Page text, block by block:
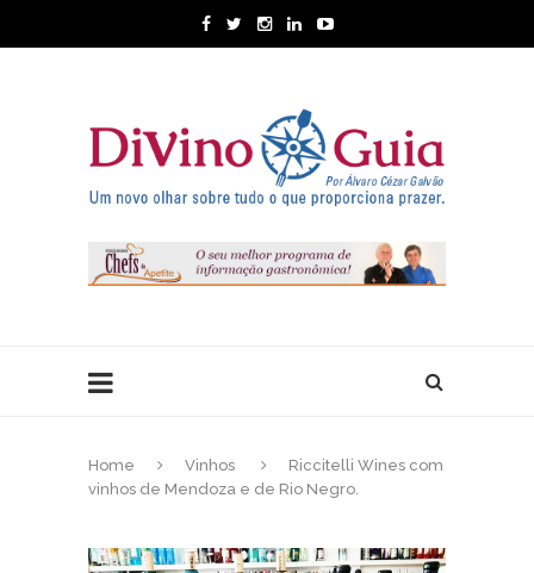
Home Vinhos
Riccitelli Wines com
vinhos de Mendoza e de Rio Negro.